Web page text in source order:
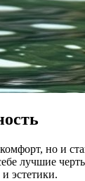
но и
лучшие
эстетики.